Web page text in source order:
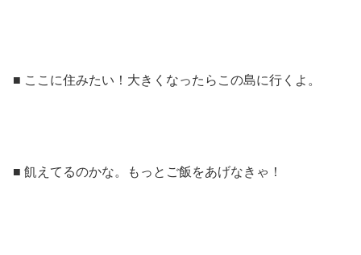
■ ここに住みたい！大きくなったらこの島に行くよ。
■ 飢えてるのかな。もっとご飯をあげなきゃ！